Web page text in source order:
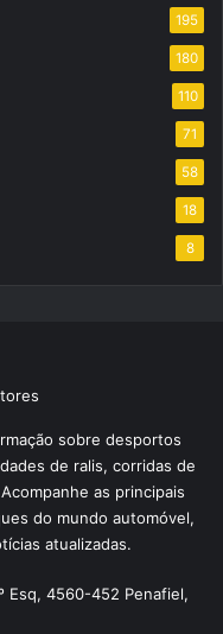
195
180
110
71
58
18
8
sobre desportos
de ralis, corridas de
as principais
do mundo automóvel,
atualizadas.
Esq, 4560-452 Penafiel,